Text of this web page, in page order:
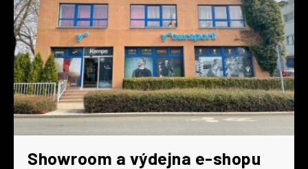
Showroom a výdejna e-shopu